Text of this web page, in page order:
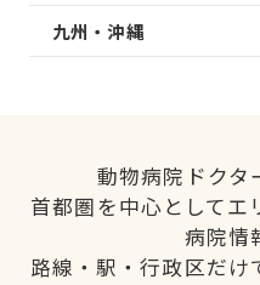
九州・沖縄
動物病院ドクタ
首都圏を中心としてエ
病院情
路線・駅・行政区だけ